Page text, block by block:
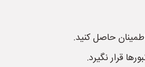
حاصل کنید.
قرار نگیرد.